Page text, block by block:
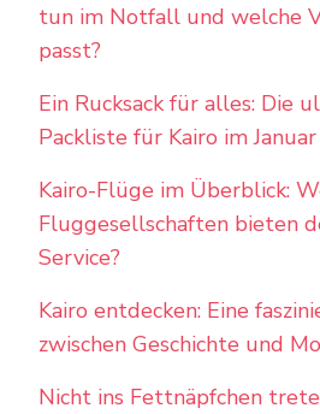
tun im Notfall und welche
passt?
Ein Rucksack für alles: Die
Packliste für Kairo im Januar
Kairo-Flüge im Überblick:
Fluggesellschaften bieten
Service?
Kairo entdecken: Eine
zwischen Geschichte und
Nicht ins Fettnäpfchen